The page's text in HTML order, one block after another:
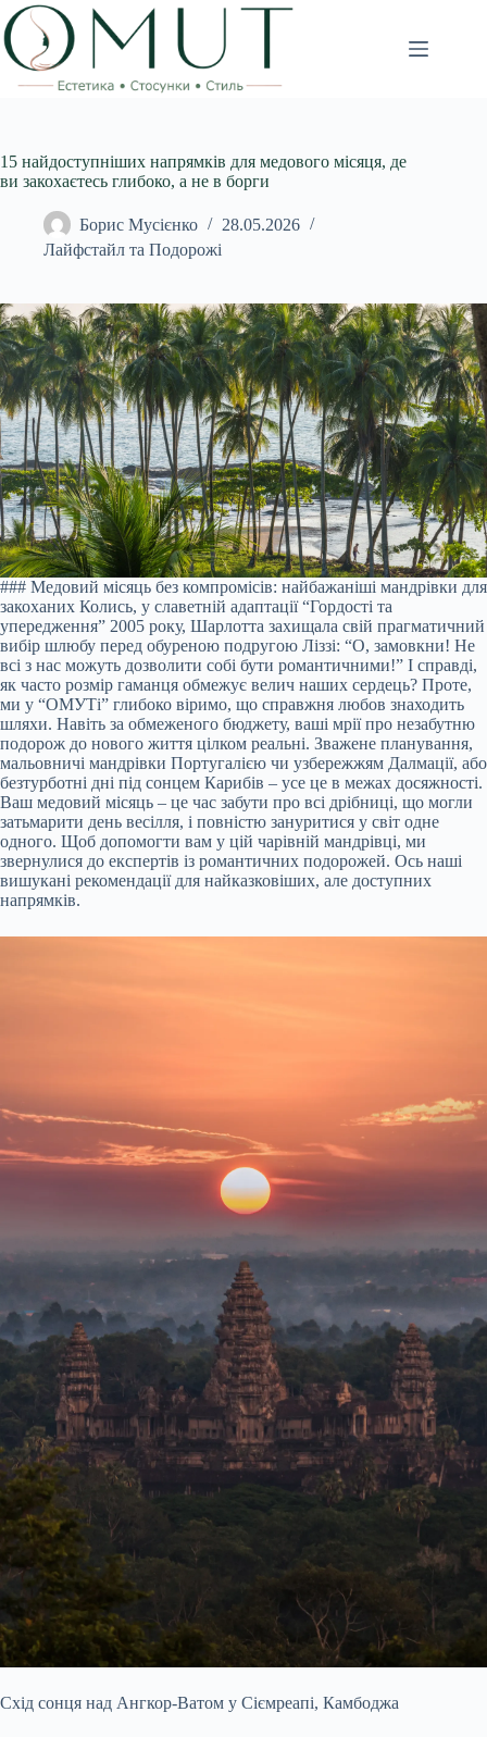
Перейти
до
вмісту
15 найдоступніших напрямків для медового місяця, де
ви закохаєтесь глибоко, а не в борги
Борис Мусієнко
28.05.2026
Лайфстайл та Подорожі
### Медовий місяць без компромісів: найбажаніші мандрівки для
закоханих Колись, у славетній адаптації “Гордості та
упередження” 2005 року, Шарлотта захищала свій прагматичний
вибір шлюбу перед обуреною подругою Ліззі: “О, замовкни! Не
всі з нас можуть дозволити собі бути романтичними!” І справді,
як часто розмір гаманця обмежує велич наших сердець? Проте,
ми у “ОМУТі” глибоко віримо, що справжня любов знаходить
шляхи. Навіть за обмеженого бюджету, ваші мрії про незабутню
подорож до нового життя цілком реальні. Зважене планування,
мальовничі мандрівки Португалією чи узбережжям Далмації, або
безтурботні дні під сонцем Карибів – усе це в межах досяжності.
Ваш медовий місяць – це час забути про всі дрібниці, що могли
затьмарити день весілля, і повністю зануритися у світ одне
одного. Щоб допомогти вам у цій чарівній мандрівці, ми
звернулися до експертів із романтичних подорожей. Ось наші
вишукані рекомендації для найказковіших, але доступних
напрямків.
Схід сонця над Ангкор-Ватом у Сіємреапі, Камбоджа